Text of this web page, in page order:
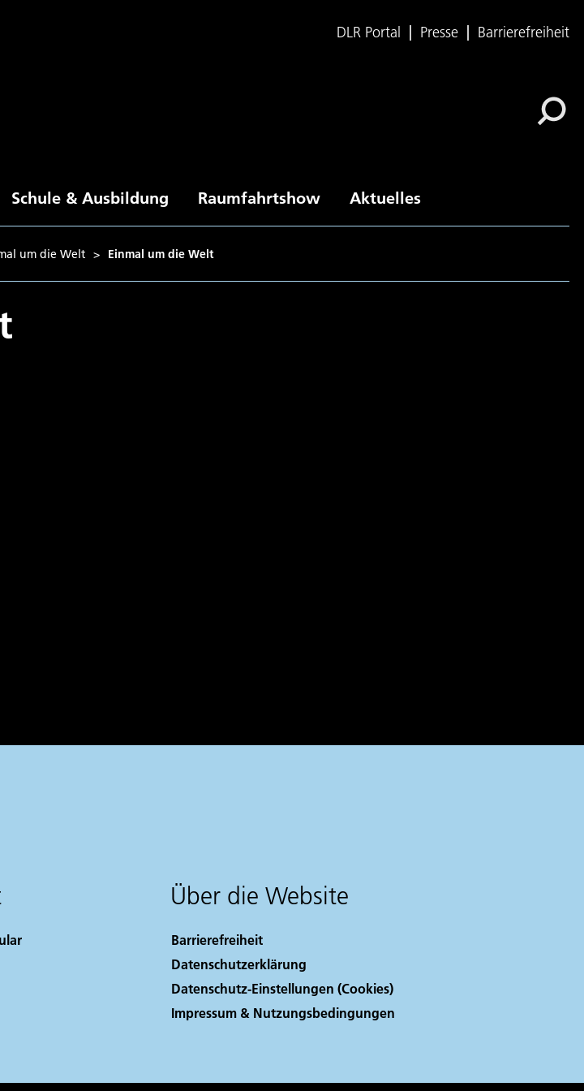
DLR Portal Presse Barrierefreiheit
Schule & Ausbildung Raumfahrtshow Aktuelles
um die Welt > Einmal um die Welt
Über die Website
Barrierefreiheit
Datenschutzerklärung
Datenschutz-Einstellungen (Cookies)
Impressum & Nutzungsbedingungen